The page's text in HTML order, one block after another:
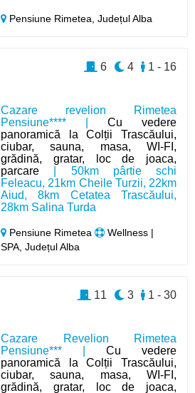
Pensiune Rimetea,Județul Alba
Cazare revelion Rimetea
Pensiune**** |Cu vedere
panoramică la Colții Trascăului,
ciubar, sauna, masa, WI-FI,
grădină, gratar, loc de joaca,
parcare | 50km pârtie schi
Feleacu, 21km Cheile Turzii, 22km
Aiud, 8km Cetatea Trascăului,
28km Salina Turda
Pensiune Rimetea
Wellness |
SPA, Județul Alba
1 - 16
4
6
Cazare Revelion Rimetea
Pensiune*** |Cu vedere
panoramică la Colții Trascăului,
ciubar, sauna, masa, WI-FI,
grădină, gratar, loc de joaca,
1 - 30
3
11